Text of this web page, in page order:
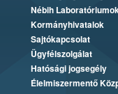
Nébih
Kormányhivatalok
Sajtókapcsolat
Ügyfélszolgálat
Hatósági jogsegély
Élelmiszermentő